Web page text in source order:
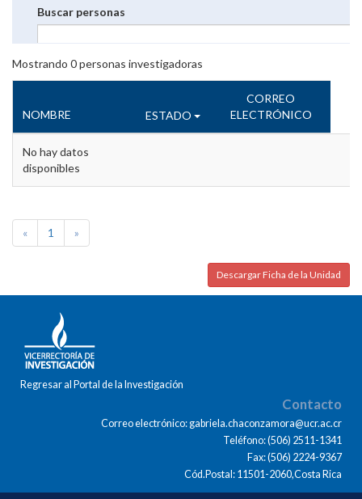
Buscar personas
Mostrando 0personas investigadoras
NOMBRE ESTADO
CORREO
ELECTRÓNICO
No hay datos
disponibles
« 1 »
Descargar Ficha de la Unidad
Regresar al Portal de la Investigación
Contacto
Correo electrónico: gabriela.chaconzamora@ucr.ac.cr
Teléfono: (506) 2511-1341
Fax: (506) 2224-9367
Cód.Postal: 11501-2060,Costa Rica